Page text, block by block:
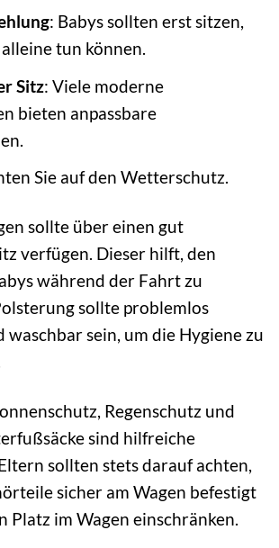
: Babys sollten erst sitzen,
tun können.
Sitz: Viele moderne
bieten anpassbare
Sie auf den Wetterschutz.
sollte über einen gut
verfügen. Dieser hilft, den
während der Fahrt zu
sollte problemlos
sein, um die Hygiene zu
Regenschutz und
sind hilfreiche
sollten stets darauf achten,
sicher am Wagen befestigt
Platz im Wagen einschränken.